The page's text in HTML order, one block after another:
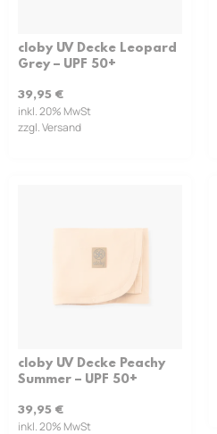
cloby UV Decke Leopard
Grey – UPF 50+
39,95 €
inkl. 20% MwSt
zzgl. Versand
cloby UV Decke Peachy
Summer – UPF 50+
39,95 €
inkl. 20% MwSt